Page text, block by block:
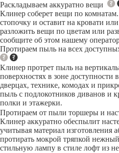
Раскладываем аккуратно вещи
Клинер соберет вещи по
стопочку и оставит на кровати
разложить вещи по цветам или
сообщите об этом нашему
Протираем пыль на всех
Клинер протрет пыль на
поверхностях в зоне
дверцах, технике, комодах и
пыль с подлокотников диванов и
полки и этажерки.
Протираем от пыли торшеры и
Клинер аккуратно обеспылит
учитывая материал изготовления
протирать мокрой тряпкой
стильную лампу в стиле лофт из